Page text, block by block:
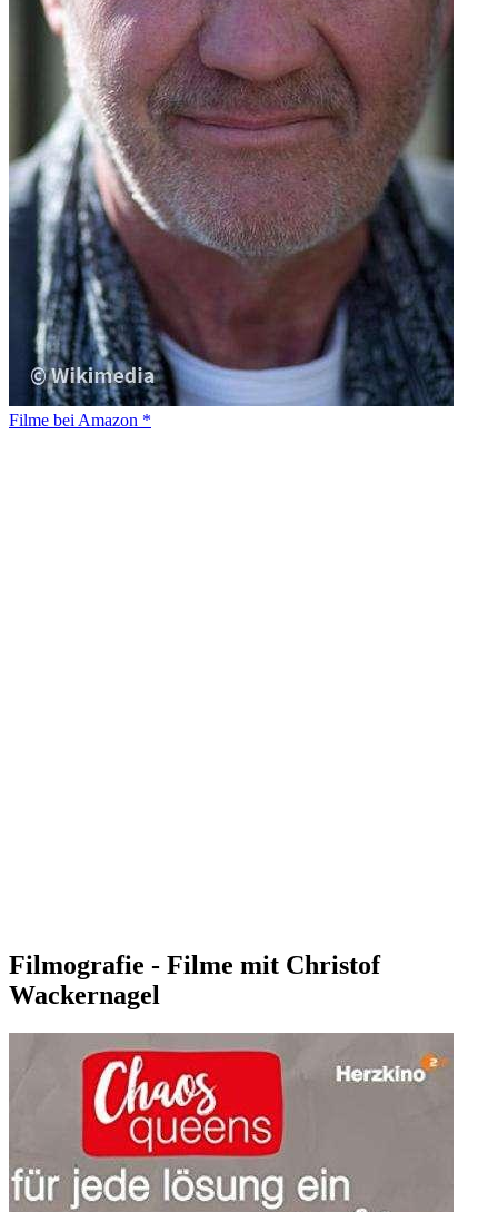
Filme bei Amazon *
Filmografie - Filme mit Christof
Wackernagel